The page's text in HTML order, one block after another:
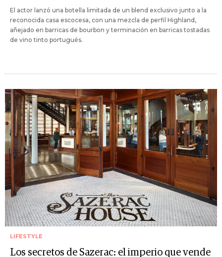
El actor lanzó una botella limitada de un blend exclusivo junto a la
reconocida casa escocesa, con una mezcla de perfil Highland,
añejado en barricas de bourbon y terminación en barricas tostadas
de vino tinto portugués.
LIFESTYLE
Los secretos de Sazerac: el imperio que vende